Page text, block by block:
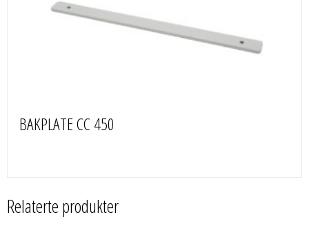
BAKPLATE CC 450
Relaterte produkter